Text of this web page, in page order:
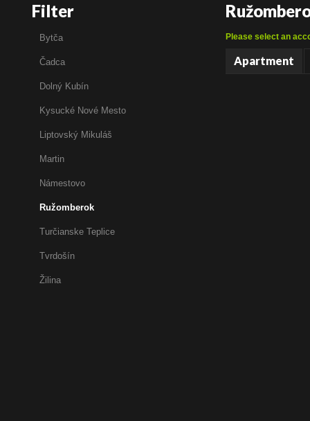
Filter
Bytča
Čadca
Dolný Kubín
Kysucké Nové Mesto
Liptovský Mikuláš
Martin
Námestovo
Ružomberok
Turčianske Teplice
Tvrdošín
Žilina
Please select an
Apartment